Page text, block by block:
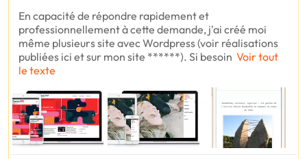
En capacité de répondre rapidement et
professionnellement à cette demande, j'ai créé moi
même plusieurs site avec Wordpress (voir réalisations
publiées ici et sur mon site ******). Si besoin Voir tout
le texte